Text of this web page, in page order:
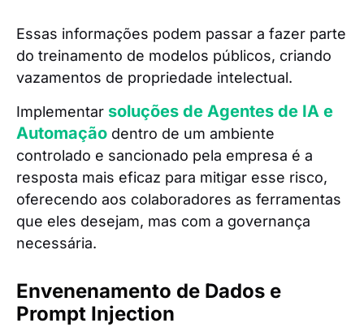
Essas informações podem passar a fazer parte
do treinamento de modelos públicos, criando
vazamentos de propriedade intelectual.
Implementar soluções de Agentes de IA e
Automação dentro de um ambiente
controlado e sancionado pela empresa é a
resposta mais eficaz para mitigar esse risco,
oferecendo aos colaboradores as ferramentas
que eles desejam, mas com a governança
necessária.
Envenenamento de Dados e
Prompt Injection